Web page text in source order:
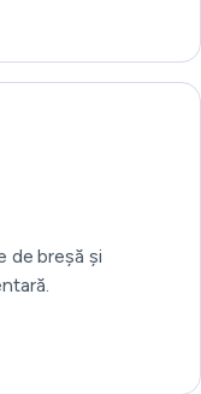
de breșă și